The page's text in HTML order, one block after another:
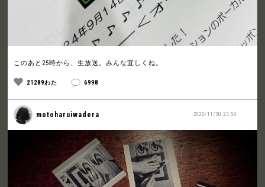
このあと25時から、生放送。みんな宜しくね。
21289わた 6998
2022/11/30 23:50
motoharuiwadera